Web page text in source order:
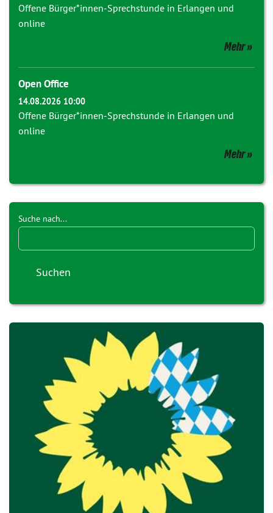
Offene Bürger*innen-Sprechstunde in Erlangen und
online
Mehr
Open Office
14.08.2026 10:00
Offene Bürger*innen-Sprechstunde in Erlangen und
online
Mehr
Suche nach...